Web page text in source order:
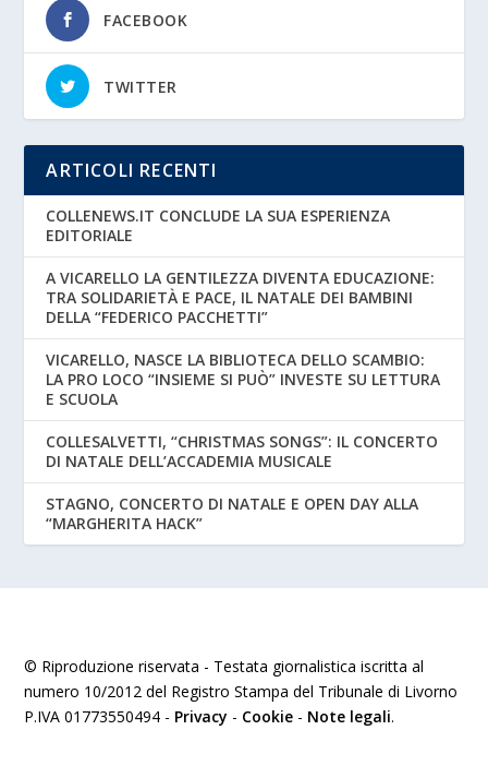
FACEBOOK
TWITTER
ARTICOLI RECENTI
COLLENEWS.IT CONCLUDE LA SUA ESPERIENZA
EDITORIALE
A VICARELLO LA GENTILEZZA DIVENTA EDUCAZIONE:
TRA SOLIDARIETÀ E PACE, IL NATALE DEI BAMBINI
DELLA “FEDERICO PACCHETTI”
VICARELLO, NASCE LA BIBLIOTECA DELLO SCAMBIO:
LA PRO LOCO “INSIEME SI PUÒ” INVESTE SU LETTURA
E SCUOLA
COLLESALVETTI, “CHRISTMAS SONGS”: IL CONCERTO
DI NATALE DELL’ACCADEMIA MUSICALE
STAGNO, CONCERTO DI NATALE E OPEN DAY ALLA
“MARGHERITA HACK”
© Riproduzione riservata - Testata giornalistica iscritta al
numero 10/2012 del Registro Stampa del Tribunale di Livorno
P.IVA 01773550494 - Privacy - Cookie - Note legali.